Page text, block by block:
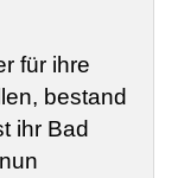
für ihre
bestand
ihr Bad